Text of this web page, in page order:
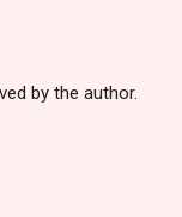
by the author.